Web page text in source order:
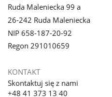
Ruda Maleniecka 99 a
26-242 Ruda Maleniecka
NIP 658-187-20-92
Regon 291010659
KONTAKT
Skontaktuj się z nami
+48 41 373 13 40